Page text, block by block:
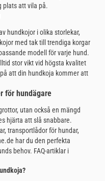
plats att vila på.
hundkojor i olika storlekar,
med tak till trendiga korgar
modell för varje hund.
stor vikt vid högsta kvalitet
att din hundkoja kommer att
för hundägare
utan också en mängd
hjärta att slå snabbare.
transportlådor för hundar,
har du den perfekta
behov. FAQ-artiklar i